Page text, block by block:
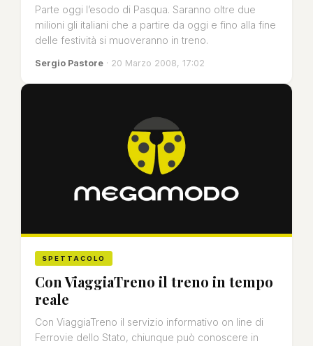
Parte oggi l’esodo di Pasqua. Saranno oltre due
milioni gli italiani che a partire da oggi e fino alla fine
delle festività si muoveranno in treno.
Sergio Pastore · 20 Marzo 2008, 17:02
SPETTACOLO
Con ViaggiaTreno il treno in tempo
reale
Con ViaggiaTreno il servizio informativo on line di
Ferrovie dello Stato, chiunque può conoscere in